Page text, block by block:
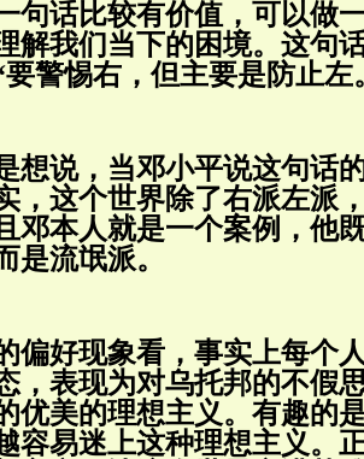
句话比较有价值，可以做
解我们当下的困境。这句
警惕右，但主要是防止左
想说，当邓小平说这句话
，这个世界除了右派左派
邓本人就是一个案例，他
是流氓派。
偏好现象看，事实上每个
，表现为对乌托邦的不假
优美的理想主义。有趣的
容易迷上这种理想主义。